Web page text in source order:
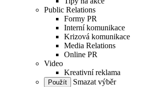
Public Relations
Formy PR
Interní komunikace
Krizová komunikace
Media Relations
Online PR
Video
Kreativní reklama
Smazat výběr